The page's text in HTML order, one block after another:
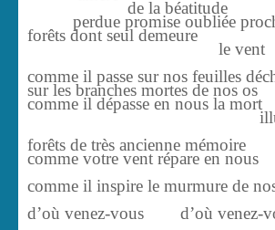
de la béatitude
perdue promise oubliée
forêts dont seul demeure
le vent
comme il passe sur nos feuilles
sur les branches mortes de nos os
comme il dépasse en nous la mort
illumine
forêts de très ancienne mémoire
comme votre vent répare en nous
comme il inspire le murmure de
d’où venez-vous d’où venez-